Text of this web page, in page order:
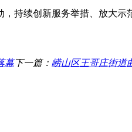
续创新服务举措、放大示
幕下一篇： 崂山区王哥庄街道